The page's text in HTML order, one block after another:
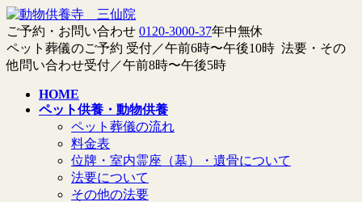
コ
ン
テ
ン
ナ
ビ
ゲ
ー
ご予約・お問い合わせ 0120-3000-37年中無休
ペット葬儀のご予約 受付／午前6時〜午後10時 法要・その
他問い合わせ受付／午前8時〜午後5時
HOME
ペット供養・動物供養
ペット葬儀の流れ
料金表
位牌・室内霊座（墓）・遺骨について
法要について
その他の法要